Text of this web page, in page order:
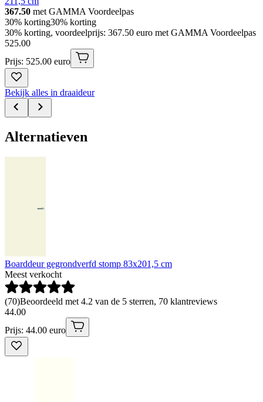
367.50 met GAMMA Voordeelpas
30% korting30% korting
30% korting, voordeelprijs: 367.50 euro met GAMMA Voordeelpas
525.00
Prijs: 525.00 euro
Bekijk alles in draaideur
Alternatieven
Boarddeur gegrondverfd stomp 83x201,5 cm
Meest verkocht
(70)Beoordeeld met 4.2 van de 5 sterren, 70 klantreviews
44.00
Prijs: 44.00 euro